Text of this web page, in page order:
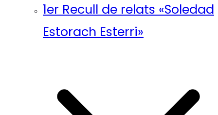
1er Recull de relats «Soledad
Estorach Esterri»